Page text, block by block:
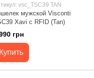
vsc_TSC39 TAN
мужской Visconti
Xavi c RFID (Tan)
грн
Купить